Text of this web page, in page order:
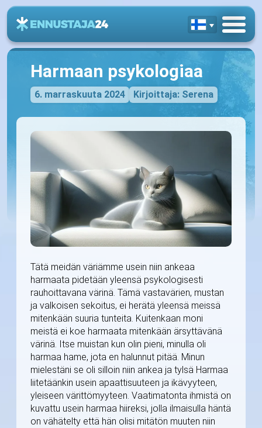
Harmaan psykologiaa
6. marraskuuta 2024 Kirjoittaja: Serena
Tätä meidän väriämme usein niin ankeaa
harmaata pidetään yleensä psykologisesti
rauhoittavana värinä. Tämä vastavärien, mustan
ja valkoisen sekoitus, ei herätä yleensä meissä
mitenkään suuria tunteita. Kuitenkaan moni
meistä ei koe harmaata mitenkään ärsyttävänä
värinä. Itse muistan kun olin pieni, minulla oli
harmaa hame, jota en halunnut pitää. Minun
mielestäni se oli silloin niin ankea ja tylsä Harmaa
liitetäänkin usein apaattisuuteen ja ikävyyteen,
yleiseen värittömyyteen. Vaatimatonta ihmistä on
kuvattu usein harmaa hiireksi, jolla ilmaisulla häntä
on vähätelty että hän olisi mitätön muuten niin